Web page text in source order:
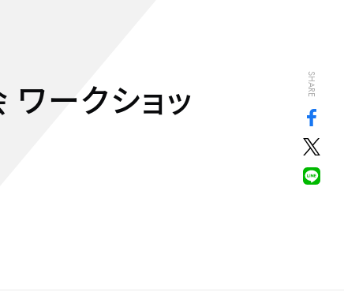
ワークショッ
SHARE